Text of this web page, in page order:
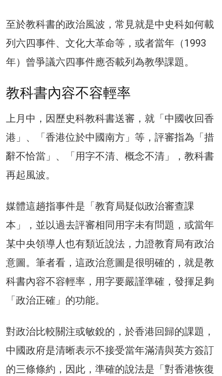
至於教科書的政治風波，常見就是中史科如何載
列六四事件、文化大革命等，或者當年（1993
年）曾爭議六四事件應否載列為教學課題。
教科書內容不容輕率
上月中，因歷史科教科書送審，就「中國收回香
港」、「香港位於中國南方」等，評審指為「措
辭不恰當」、「用字不清、概念不清」，教科書
再起風波。
媒體這趟指事件是「教育局疑似政治審查課
本」，並以過去評審相同用字未有問題，或當年
某中央領導人也有類近說法，力證教育局有政治
意圖。筆者看，這政治意圖是很明確的，就是教
科書內容不容輕率，用字要嚴謹準確，發揮足夠
「政治正確」的功能。
對政治比較關注或敏銳的，於香港回歸的課題，
中國政府是清晰表示不接受當年滿清與英方簽訂
的三條條約，因此，準確的說法是「對香港恢復